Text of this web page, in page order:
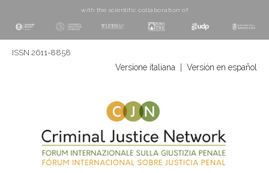
with the scientific collaboration of
ISSN 2611-8858
Versione italiana Versión en español